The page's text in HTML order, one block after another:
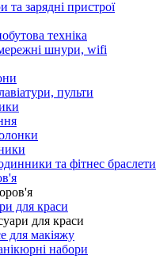
та зарядні пристрої
техніка
шнури, wifi
пульти
та фітнес браслети
для краси
для краси
для макіяжу
набори